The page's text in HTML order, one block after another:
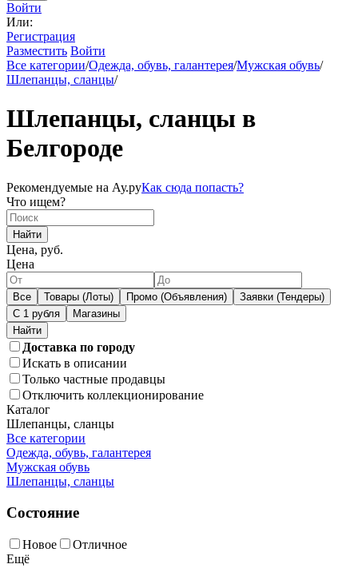
Войти
Или:
Регистрация
Разместить Войти
Все категории/Одежда, обувь, галантерея/Мужская обувь/
Шлепанцы, сланцы/
Шлепанцы, сланцы в
Белгороде
Рекомендуемые на Ау.руКак сюда попасть?
Что ищем?
Найти
Цена, руб.
Цена
Все Товары (Лоты) Промо (Объявления)
Заявки (Тендеры)
С 1 рубля
Магазины
Доставка по городу
Искать в описании
Только частные продавцы
Отключить коллекционирование
Каталог
Шлепанцы, сланцы
Все категории
Одежда, обувь, галантерея
Мужская обувь
Шлепанцы, сланцы
Состояние
Новое
Отличное
Ещё